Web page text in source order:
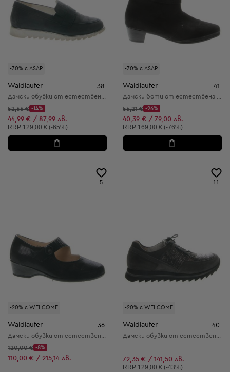
-70% с ASAP
Waldlaufer 38
Начална цена:
52,66 €
Discount Price:
-14%
Намалена цена:
44,99 € / 87,99 лв.
Препоръчителна цена:
RRP 129,00 € (-65%)
-70% с ASAP
Waldlaufer 41
Начална цена:
55,21 €
Discount Price:
-26%
Намалена цена:
40,39 € / 79,00 лв.
Препоръчителна цена:
RRP 169,00 € (-76%)
-20% с WELCOME
5
Waldlaufer 36
Начална цена:
120,00 €
Discount Price:
-8%
Намалена цена:
110,00 € / 215,14 лв.
-20% с WELCOME
11
Waldlaufer 40
72,35 € / 141,50 лв.
Препоръчителна цена:
RRP 129,00 € (-43%)